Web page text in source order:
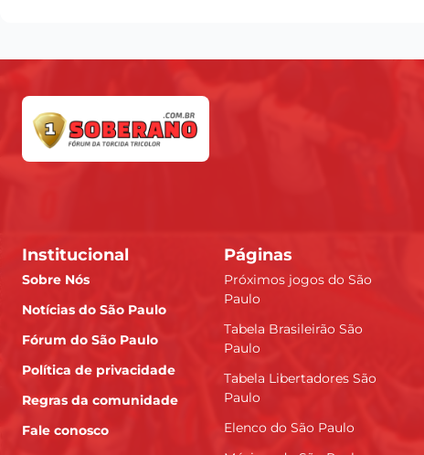
Institucional
Sobre Nós
Notícias do São Paulo
Fórum do São Paulo
Política de privacidade
Regras da comunidade
Fale conosco
Páginas
Próximos jogos do São
Paulo
Tabela Brasileirão São
Paulo
Tabela Libertadores São
Paulo
Elenco do São Paulo